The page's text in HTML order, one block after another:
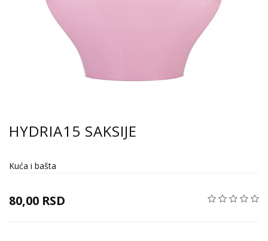
HYDRIA15 SAKSIJE
Kuća i bašta
80,00 RSD